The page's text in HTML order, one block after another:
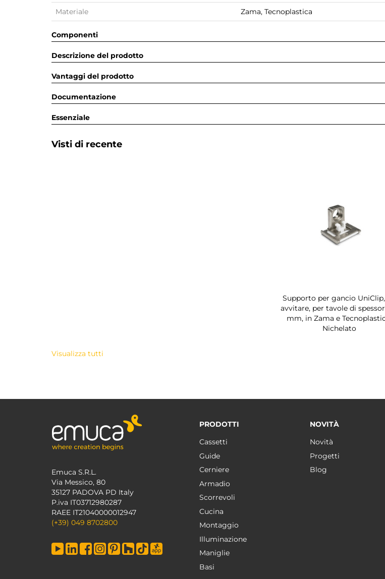
Materiale Zama, Tecnoplastica
Componenti
Descrizione del prodotto
Vantaggi del prodotto
Documentazione
Essenziale
Visti di recente
Supporto per gancio
avvitare, per tavole di
mm, in Zama e
Nichelato
Visualizza tutti
Emuca S.R.L.
Via Messico, 80
35127 PADOVA PD Italy
P.iva IT03712980287
RAEE IT21040000012947
(+39) 049 8702800
PRODOTTI
Cassetti
Guide
Cerniere
Armadio
Scorrevoli
Cucina
Montaggio
Illuminazione
Maniglie
Basi
NOVITÀ
Novità
Progetti
Blog